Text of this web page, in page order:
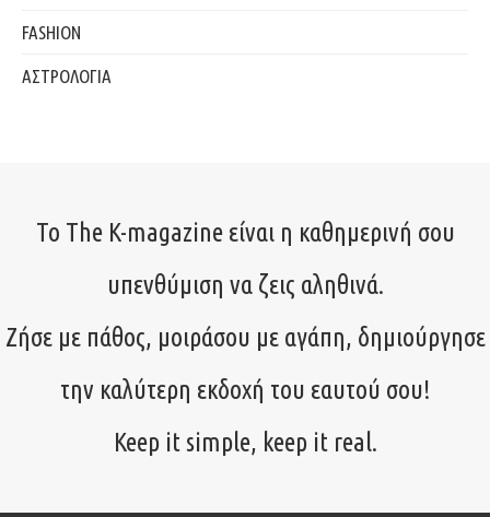
FASHION
ΑΣΤΡΟΛΟΓΙΑ
Το The K-magazine είναι η καθημερινή σου
υπενθύμιση να ζεις αληθινά.
Ζήσε με πάθος, μοιράσου με αγάπη, δημιούργησε
την καλύτερη εκδοχή του εαυτού σου!
Keep it simple, keep it real.